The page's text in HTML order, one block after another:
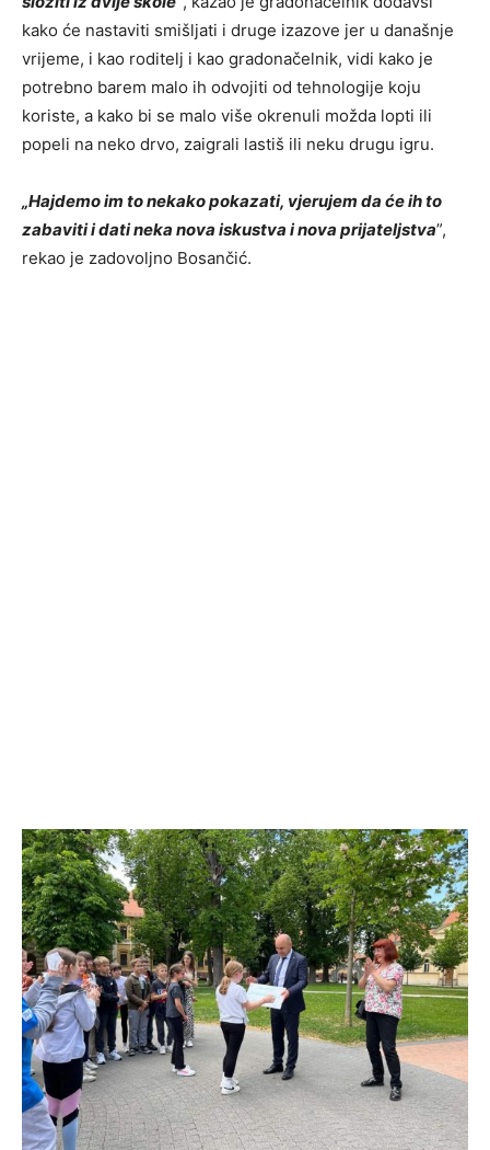
kako će nastaviti smišljati i druge izazove jer u današnje
vrijeme, i kao roditelj i kao gradonačelnik, vidi kako je
potrebno barem malo ih odvojiti od tehnologije koju
koriste, a kako bi se malo više okrenuli možda lopti ili
popeli na neko drvo, zaigrali lastiš ili neku drugu igru.
„Hajdemo im to nekako pokazati, vjerujem da će ih to
zabaviti i dati neka nova iskustva i nova prijateljstva”,
rekao je zadovoljno Bosančić.